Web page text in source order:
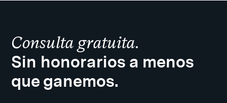
Consulta gratuita.
Sin honorarios a menos
que ganemos.